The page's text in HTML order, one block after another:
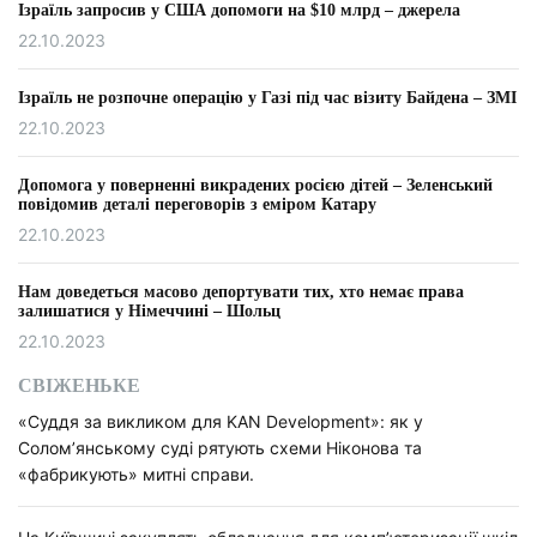
Ізраїль запросив у США допомоги на $10 млрд – джерела
22.10.2023
Ізраїль не розпочне операцію у Газі під час візиту Байдена – ЗМІ
22.10.2023
Допомога у поверненні викрадених росією дітей – Зеленський
повідомив деталі переговорів з еміром Катару
22.10.2023
Нам доведеться масово депортувати тих, хто немає права
залишатися у Німеччині – Шольц
22.10.2023
СВІЖЕНЬКЕ
«Суддя за викликом для KAN Development»: як у
Солом’янському суді рятують схеми Ніконова та
«фабрикують» митні справи.